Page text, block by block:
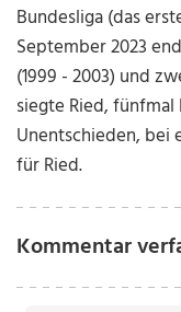
Bundesliga (das
September 2023
(1999 - 2003) und
siegte Ried,
Unentschieden, bei
für Ried.
Kommentar